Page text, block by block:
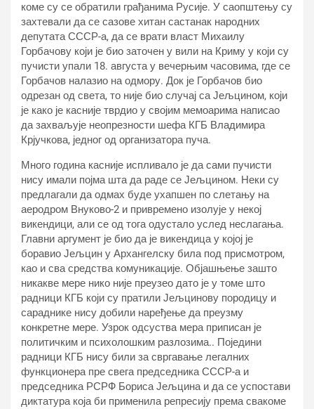
коме су се обратили грађанима Русије. У саопштењу су
захтевали да се сазове хитан састанак народних
депутата СССР-а, да се врати власт Михаилу
Горбачову који је био заточен у вили на Криму у који су
пучисти упали 18. августа у вечерњим часовима, где се
Горбачов налазио на одмору. Док је Горбачов био
одрезан од света, то није био случај са Јељцином, који
је како је касније тврдио у својим мемоарима написао
да захваљује неопрезности шефа КГБ Владимира
Крјучкова, једног од организатора пуча.
Много година касније испливало је да сами пучисти
нису имали појма шта да раде се Јељцином. Неки су
предлагали да одмах буде ухапшен по слетању на
аеродром Внуково-2 и привремено изолује у некој
викендици, али се од тога одустало услед неслагања.
Главни аргумент је био да је викендица у којој је
боравио Јељцин у Архангелску била под присмотром,
као и сва средства комуникације. Објашњење зашто
никакве мере нико није преузео дато је у томе што
радници КГБ који су пратили Јељцинову породицу и
сараднике нису добили наређење да преузму
конкретне мере. Узрок одсуства мера приписан је
политичким и психолошким разлозима.. Поједини
радници КГБ нису били за свргавање легалних
функционера пре свега председника СССР-а и
председника РСРФ Бориса Јељцина и да се успостави
диктатура која би применила репресију према свакоме